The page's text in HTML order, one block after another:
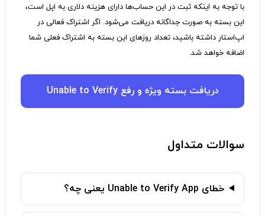
با توجه به اینکه ثبت در این حساب‌ها دارای هزینه دلاری به اپل است،
این بسته به صورت جداگانه دریافت می‌شود. اگر اشتراک فعالی در
اپ‌استار داشته باشید، تعداد روزهای این بسته به اشتراک فعلی شما
اضافه خواهد شد.
دریافت بسته ویژه و رفع Unable to Verify
سوالات متداول
خطای Unable to Verify App یعنی چه؟